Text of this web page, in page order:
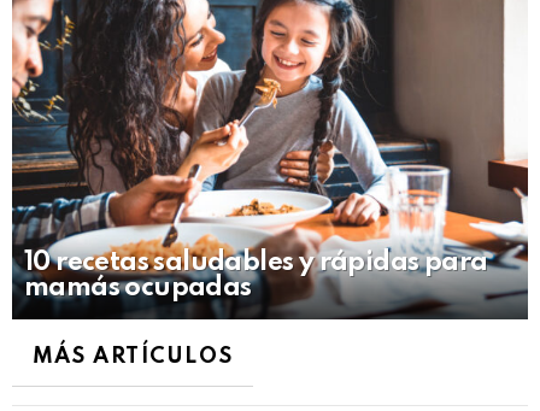
10 recetas saludables y rápidas para
mamás ocupadas
MÁS ARTÍCULOS